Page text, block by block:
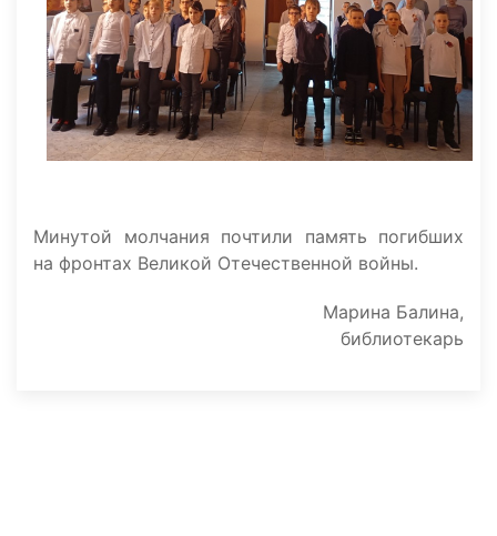
Минутой молчания почтили память погибших
на фронтах Великой Отечественной войны.
Марина Балина,
библиотекарь